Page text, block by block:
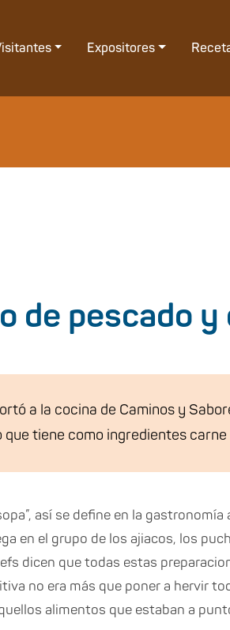
Expositores
de pescado y
a la cocina de Caminos y
que tiene como ingredientes
así se define en la
en el grupo de los ajiacos, los
dicen que todas estas
no era más que poner a hervir
alimentos que estaban a